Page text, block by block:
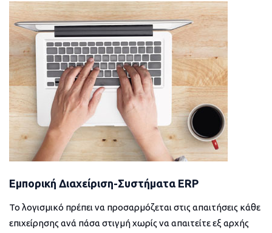
Εμπορική Διαχείριση-Συστήματα ERP
Το λογισμικό πρέπει να προσαρμόζεται στις απαιτήσεις κάθε
επιχείρησης ανά πάσα στιγμή χωρίς να απαιτείτε εξ αρχής